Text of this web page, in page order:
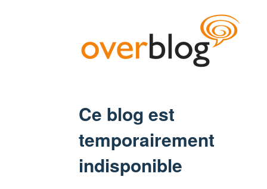
Ce blog est
temporairement
indisponible